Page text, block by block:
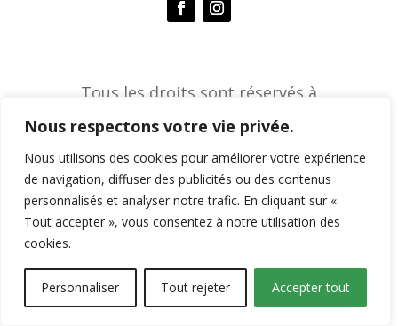
Nous respectons votre vie privée.
Nous utilisons des cookies pour améliorer votre expérience
de navigation, diffuser des publicités ou des contenus
personnalisés et analyser notre trafic. En cliquant sur «
Tout accepter », vous consentez à notre utilisation des
cookies.
Personnaliser Tout rejeter Accepter tout
Tous les droits sont réservés à
Agence créative Constella